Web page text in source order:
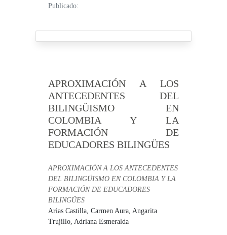
Publicado:
APROXIMACIÓN A LOS
ANTECEDENTES DEL
BILINGÜISMO EN
COLOMBIA Y LA
FORMACIÓN DE
EDUCADORES BILINGÜES
APROXIMACIÓN A LOS ANTECEDENTES
DEL BILINGÜISMO EN COLOMBIA Y LA
FORMACIÓN DE EDUCADORES
BILINGÜES
Arias Castilla, Carmen Aura,Angarita
Trujillo, Adriana Esmeralda